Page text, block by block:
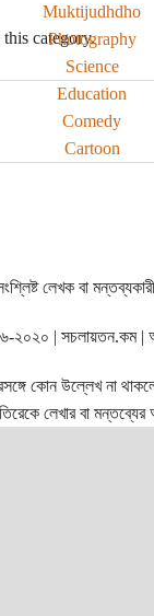
Muktijudhdho
Photography
Science
Education
Comedy
Cartoon
category.
লেখক বা
২০২০ | সচলায়তন.কম |
কোন উল্লেখ না
লেখার বা